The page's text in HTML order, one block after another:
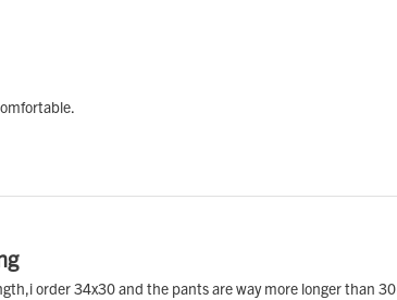
order 34x30 and the pants are way more longer than 30